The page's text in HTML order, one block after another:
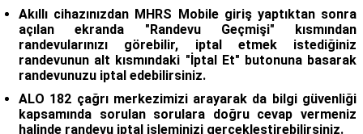
Akıllı cihazınızdan MHRS Mobile giriş yaptıktan sonra
açılan ekranda "Randevu Geçmişi" kısmından
randevularınızı görebilir, iptal etmek istediğiniz
randevunun alt kısmındaki "İptal Et" butonuna basarak
randevunuzu iptal edebilirsiniz.
ALO 182 çağrı merkezimizi arayarak da bilgi güvenliği
kapsamında sorulan sorulara doğru cevap vermeniz
halinde randevu iptal işleminizi gerçekleştirebilirsiniz.